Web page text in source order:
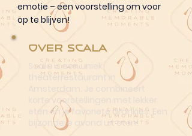
emotie – een voorstelling om voor
op te blijven!
Over Scala
Scala is een uniek
theaterrestaurant in
Amsterdam. Je combineert
korte voorstellingen met lekker
eten én je favoriete drankjes. Een
bijzondere avond uit eten!